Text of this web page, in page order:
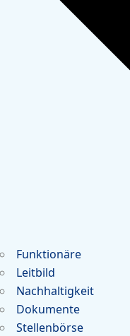
Funktionäre
Leitbild
Nachhaltigkeit
Dokumente
Stellenbörse